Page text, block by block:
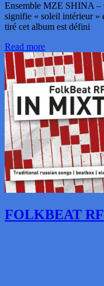
Ensemble MZE SHINA –
signifie « soleil intérieur »
tiré cet album est défini
Read more
FOLKBEAT